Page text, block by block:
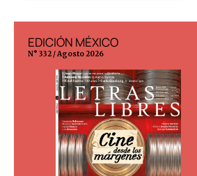
EDICIÓN MÉXICO
N° 332 / Agosto 2026